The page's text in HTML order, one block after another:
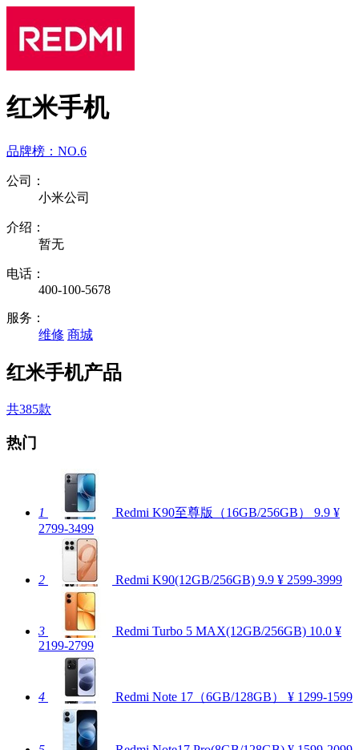
红米手机
品牌榜： NO.6
公司：
小米公司
介绍：
暂无
电话：
400-100-5678
服务：
维修 商城
红米手机产品
共385款
热门
1 Redmi K90至尊版（16GB/256GB） 9.9 ¥
2799-3499
2 Redmi K90(12GB/256GB) 9.9 ¥ 2599-3999
3 Redmi Turbo 5 MAX(12GB/256GB) 10.0 ¥
2199-2799
4 Redmi Note 17（6GB/128GB） ¥ 1299-1599